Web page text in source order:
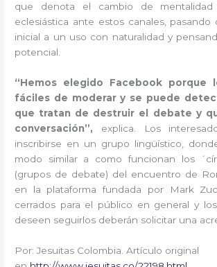
que denota el cambio de
eclesiástica ante estos canales, pasando
inicial a un uso con naturalidad y
potencial.
“Hemos elegido Facebook porque
fáciles de moderar y se puede
que tratan de destruir el debate y
conversación”, explica. Los
inscribirse en un grupo lingüístico,
modo similar a como funcionan los
(grupos de debate) del encuentro de
en la plataforma fundada por Mark
cerrados para el público en general y
deseen seguirlos deberán solicitar una
Por: Jesuitas Colombia. Artículo original